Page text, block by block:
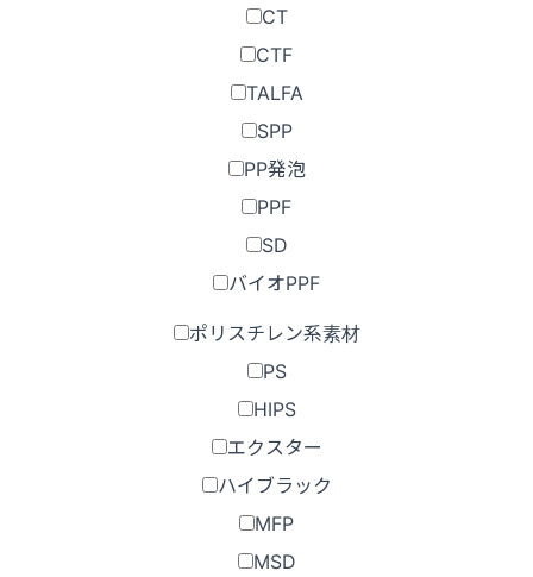
CT
CTF
TALFA
SPP
PP発泡
PPF
SD
バイオPPF
ポリスチレン系素材
PS
HIPS
エクスター
ハイブラック
MFP
MSD